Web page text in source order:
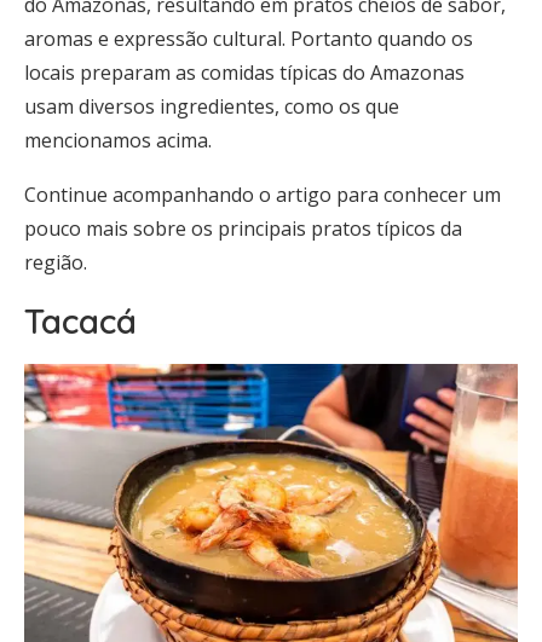
aromas e expressão cultural. Portanto quando os
locais preparam as comidas típicas do Amazonas
usam diversos ingredientes, como os que
mencionamos acima.
Continue acompanhando o artigo para conhecer um
pouco mais sobre os principais pratos típicos da
região.
Tacacá